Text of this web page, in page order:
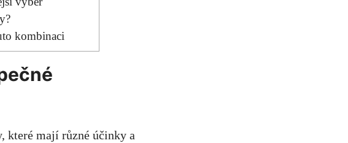
kombinaci
které mají různé ‍účinky a